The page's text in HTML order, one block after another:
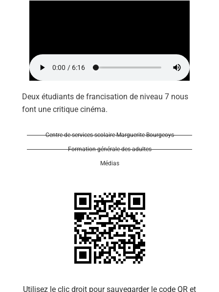
Deux étudiants de francisation de niveau 7 nous
font une critique cinéma.
Centre de services scolaire Marguerite-Bourgeoys
Formation générale des adultes
Médias
Utilisez le clic droit pour sauvegarder le code QR et